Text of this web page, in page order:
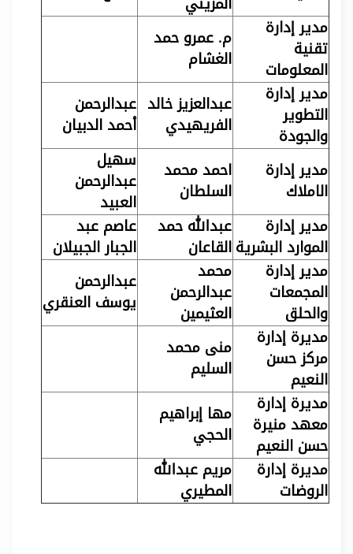
مدير إدارة
تقنية
المعلومات
م. عمرو حمد
الغشام
مدير إدارة
التطوير
والجودة
عبدالعزيز خالد
الفريهيدي
عبدالرحمن
أحمد الدبيان
مدير إدارة
الاملاك
احمد محمد
السلطان
سهيل
عبدالرحمن
العبيد
مدير إدارة
الموارد البشرية
عبدالله حمد
القاعان
عاصم عبد
الجبار الجبيلان
مدير إدارة
المجمعات
والحلق
محمد
عبدالرحمن
العثيمين
عبدالرحمن
يوسف العنقري
مديرة إدارة
مركز حسن
النعيم
منى محمد
السليم
مديرة إدارة
معهد منيرة
حسن النعيم
مها إبراهيم
الحجي
مديرة إدارة
الروضات
مريم عبدالله
المطيري